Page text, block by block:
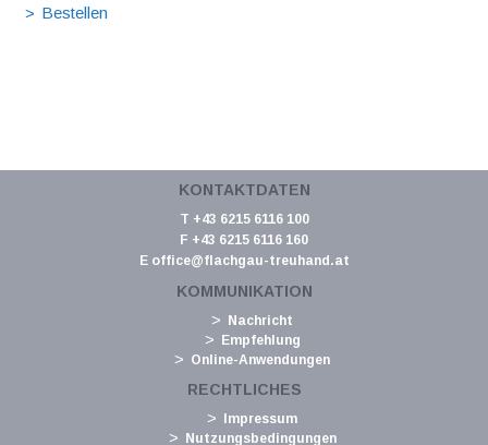
KONTAKTDATEN
T +43 6215 6116 100
F +43 6215 6116 160
E office@flachgau-treuhand.at
KOMMUNIKATION
Nachricht
Empfehlung
Online-Anwendungen
RECHTLICHES
Impressum
Nutzungsbedingungen